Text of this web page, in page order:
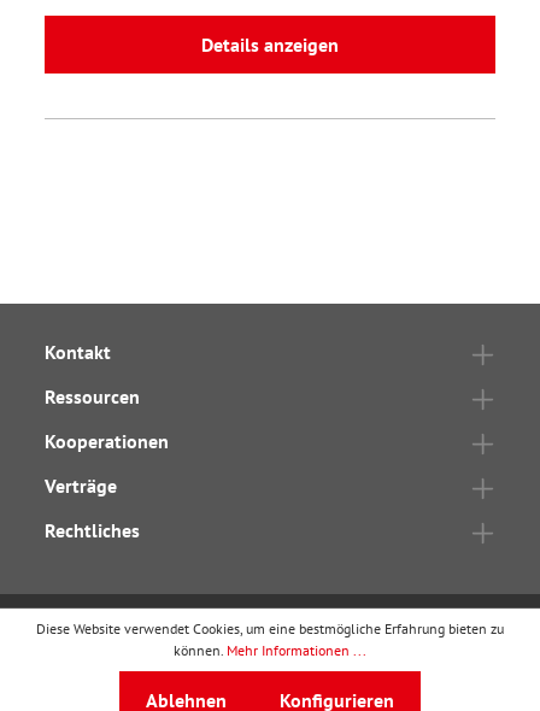
Details anzeigen
Kontakt
Ressourcen
Kooperationen
Verträge
Rechtliches
wbv Publikationist ein Geschäftsbereich von
Diese Website verwendet Cookies, um eine bestmögliche Erfahrung bieten zu
können. Mehr Informationen ...
Ablehnen Konfigurieren